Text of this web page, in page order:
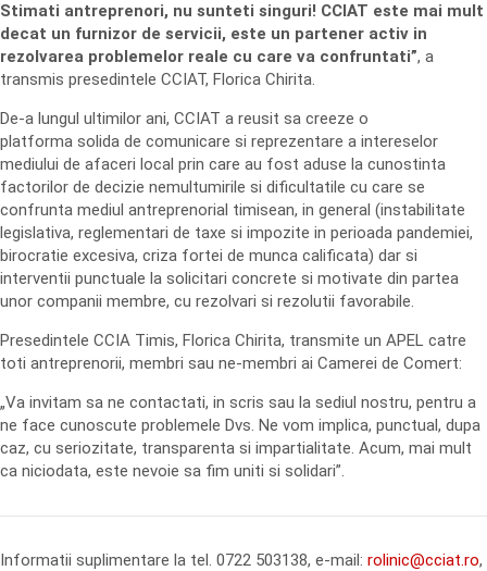
Stimati antreprenori, nu sunteti singuri! CCIAT este mai mult
decat un furnizor de servicii, este un partener activ in
rezolvarea problemelor reale cu care va confruntati”, a
transmis presedintele CCIAT, Florica Chirita.
De-a lungul ultimilor ani, CCIAT a reusit sa creeze o
platforma solida de comunicare si reprezentare a intereselor
mediului de afaceri local prin care au fost aduse la cunostinta
factorilor de decizie nemultumirile si dificultatile cu care se
confrunta mediul antreprenorial timisean, in general (instabilitate
legislativa, reglementari de taxe si impozite in perioada pandemiei,
birocratie excesiva, criza fortei de munca calificata) dar si
interventii punctuale la solicitari concrete si motivate din partea
unor companii membre, cu rezolvari si rezolutii favorabile.
Presedintele CCIA Timis, Florica Chirita, transmite un APEL catre
toti antreprenorii, membri sau ne-membri ai Camerei de Comert:
„Va invitam sa ne contactati, in scris sau la sediul nostru, pentru a
ne face cunoscute problemele Dvs. Ne vom implica, punctual, dupa
caz, cu seriozitate, transparenta si impartialitate. Acum, mai mult
ca niciodata, este nevoie sa fim uniti si solidari”.
Informatii suplimentare la tel. 0722 503138, e-mail: rolinic@cciat.ro,